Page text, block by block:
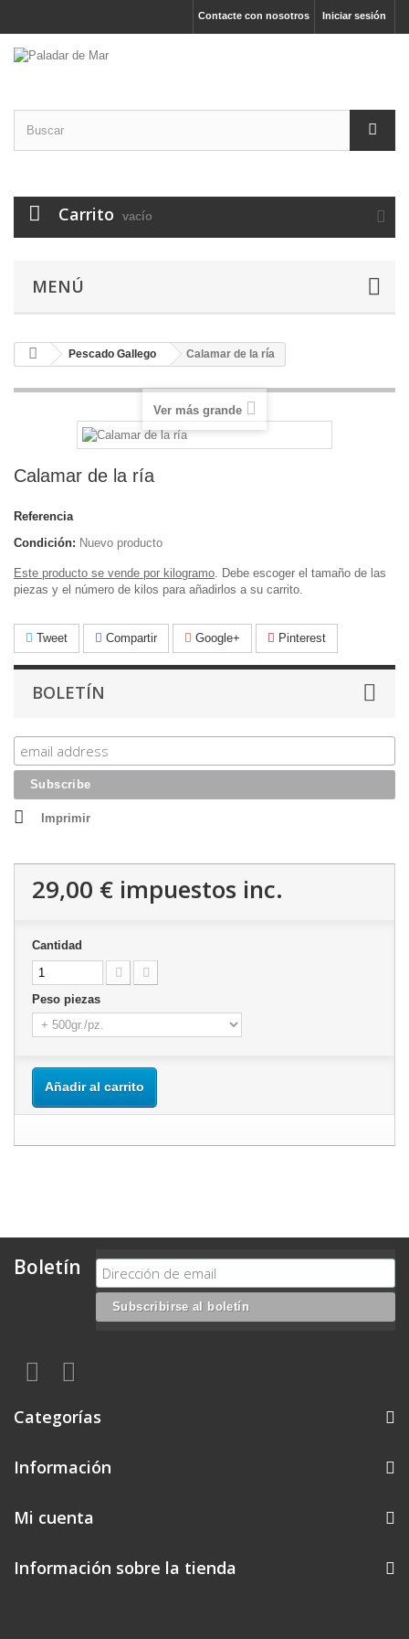
Iniciar sesión
Contacte con nosotros
Carrito vacío
MENÚ
Pescado Gallego Calamar de la ría
Ver más grande
Calamar de la ría
Referencia
Condición: Nuevo producto
Este producto se vende por kilogramo . Debe escoger el tamaño de las
piezas y el número de kilos para añadirlos a su carrito.
Tweet Compartir Google+ Pinterest
BOLETÍN
Imprimir
29,00 € impuestos inc.
Cantidad
Peso piezas
Añadir al carrito
Boletín
Categorías
Información
Mi cuenta
Información sobre la tienda